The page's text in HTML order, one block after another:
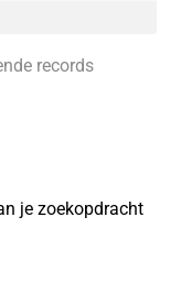
records
je zoekopdracht